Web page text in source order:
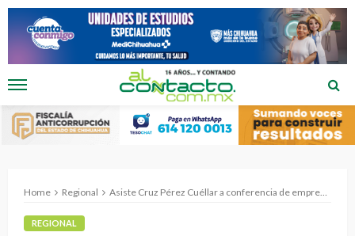
Home Regional Asiste Cruz Pérez Cuéllar a conferencia de empresarios de Pymes.
REGIONAL